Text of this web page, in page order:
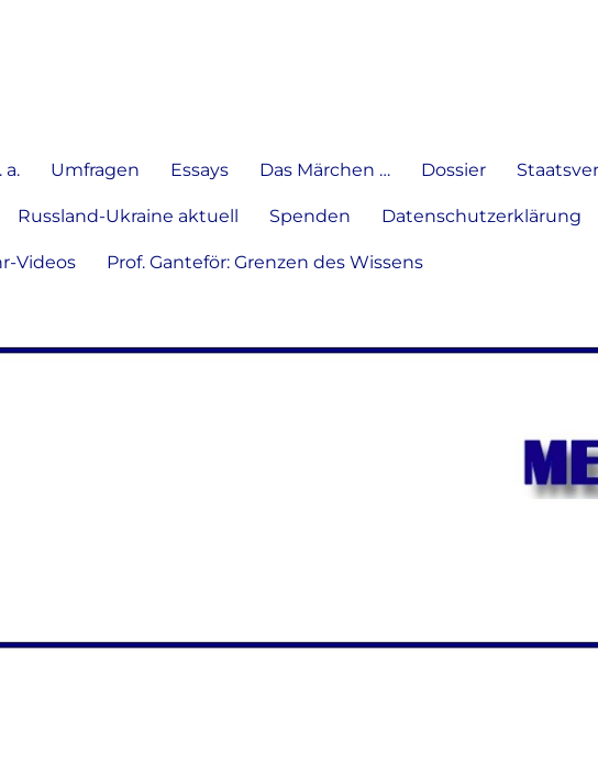
a. Umfragen Essays Das Märchen … Dossier
Russland-Ukraine aktuell Spenden Datenschutzerklärung
Videos Prof. Ganteför: Grenzen des Wissens